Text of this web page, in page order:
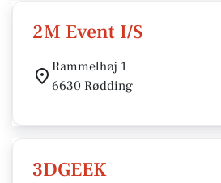
2M Event I/S
Rammelhøj 1
6630 Rødding
3DGEEK